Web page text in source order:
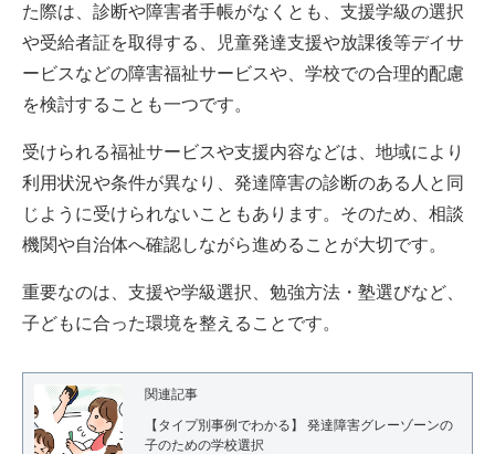
た際は、診断や障害者手帳がなくとも、支援学級の選択
や受給者証を取得する、児童発達支援や放課後等デイサ
ービスなどの障害福祉サービスや、学校での合理的配慮
を検討することも一つです。
受けられる福祉サービスや支援内容などは、地域により
利用状況や条件が異なり、発達障害の診断のある人と同
じように受けられないこともあります。そのため、相談
機関や自治体へ確認しながら進めることが大切です。
重要なのは、支援や学級選択、勉強方法・塾選びなど、
子どもに合った環境を整えることです。
関連記事
【タイプ別事例でわかる】 発達障害グレーゾーンの
子のための学校選択